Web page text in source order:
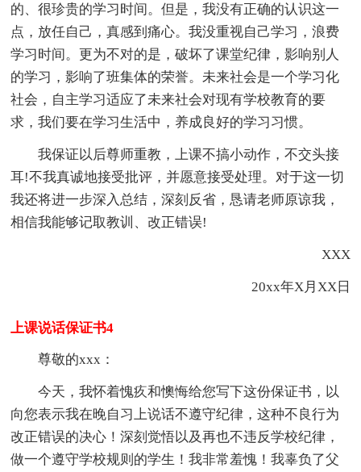
的、很珍贵的学习时间。但是，我没有正确的认识这一
点，放任自己，真感到痛心。我没重视自己学习，浪费
学习时间。更为不对的是，破坏了课堂纪律，影响别人
的学习，影响了班集体的荣誉。未来社会是一个学习化
社会，自主学习适应了未来社会对现有学校教育的要
求，我们要在学习生活中，养成良好的学习习惯。
我保证以后尊师重教，上课不搞小动作，不交头接
耳!不我真诚地接受批评，并愿意接受处理。对于这一切
我还将进一步深入总结，深刻反省，恳请老师原谅我，
相信我能够记取教训、改正错误!
XXX
20xx年X月XX日
上课说话保证书4
尊敬的xxx：
今天，我怀着愧疚和懊悔给您写下这份保证书，以
向您表示我在晚自习上说话不遵守纪律，这种不良行为
改正错误的决心！深刻觉悟以及再也不违反学校纪律，
做一个遵守学校规则的学生！我非常羞愧！我辜负了父